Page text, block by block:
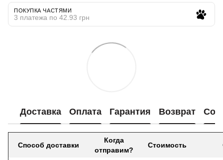
ПОКУПКА ЧАСТЯМИ
3 платежа по 42.93 грн
Доставка Оплата Гарантия Возврат
Способ доставки
Когда
отправим?
Стоимость